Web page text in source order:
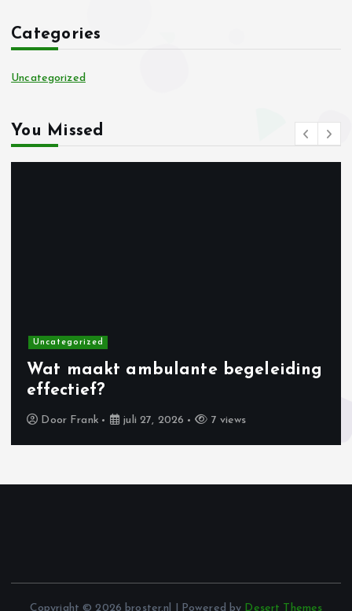
Categories
Uncategorized
You Missed
Uncategorized
Wat maakt ambulante begeleiding
effectief?
Door Frank juli 27, 2026 7 views
Copyright © 2026 broster.nl | Powered by Desert Themes